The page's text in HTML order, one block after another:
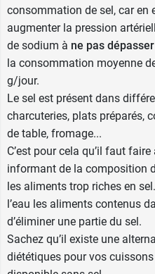
consommation de sel, car en
augmenter la pression
de sodium à ne pas
la consommation moyenne
g/jour.
Le sel est présent dans
charcuteries, plats préparés,
de table, fromage...
C’est pour cela qu’il faut
informant de la composition
les aliments trop riches en
l’eau les aliments contenus
d’éliminer une partie du sel.
Sachez qu’il existe une
diététiques pour vos